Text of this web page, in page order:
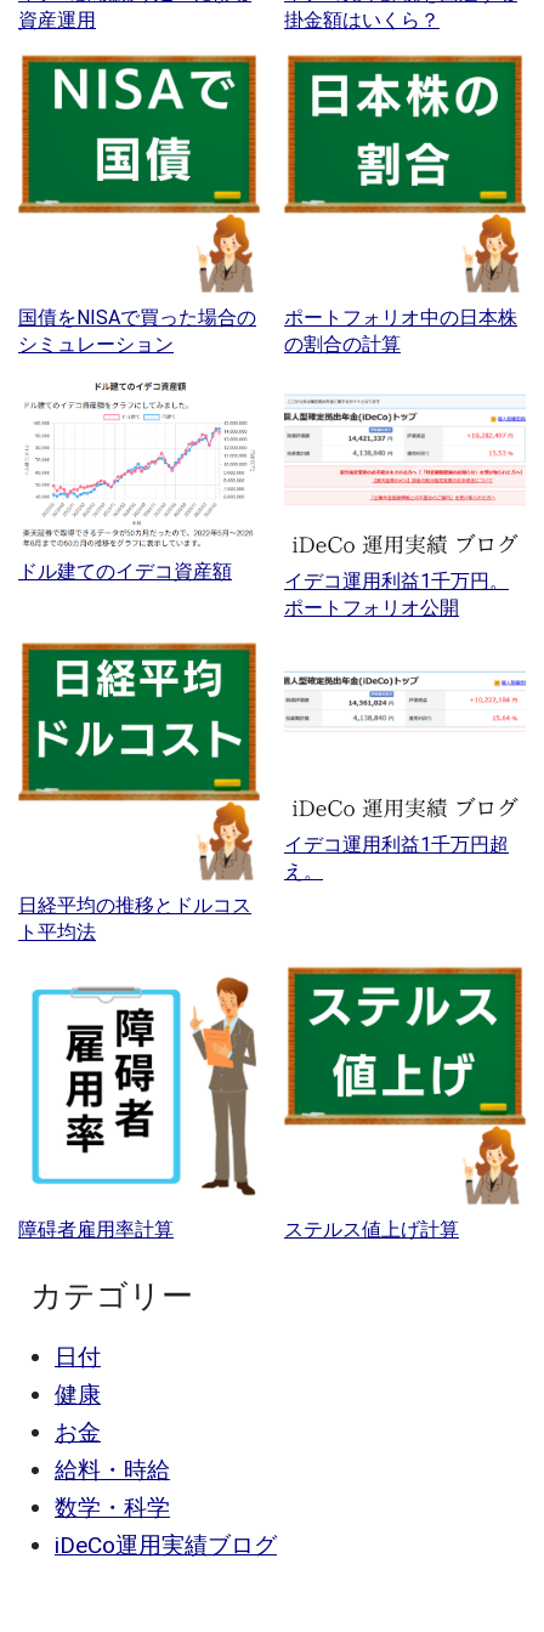
資産運用
掛金額はいくら？
国債をNISAで買った場合の
シミュレーション
ポートフォリオ中の日本株
の割合の計算
ドル建てのイデコ資産額
イデコ運用利益1千万円。
ポートフォリオ公開
日経平均の推移とドルコス
ト平均法
イデコ運用利益1千万円超
え。
障碍者雇用率計算 ステルス値上げ計算
カテゴリー
日付
健康
お金
給料・時給
数学・科学
iDeCo運用実績ブログ